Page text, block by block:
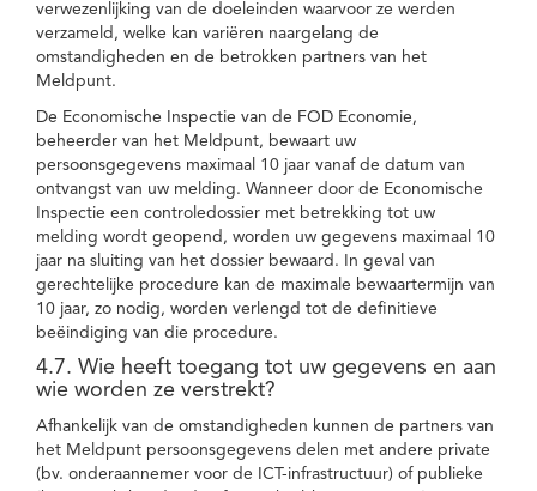
verwezenlijking van de doeleinden waarvoor ze werden
verzameld, welke kan variëren naargelang de
omstandigheden en de betrokken partners van het
Meldpunt.
De Economische Inspectie van de FOD Economie,
beheerder van het Meldpunt, bewaart uw
persoonsgegevens maximaal 10 jaar vanaf de datum van
ontvangst van uw melding. Wanneer door de Economische
Inspectie een controledossier met betrekking tot uw
melding wordt geopend, worden uw gegevens maximaal 10
jaar na sluiting van het dossier bewaard. In geval van
gerechtelijke procedure kan de maximale bewaartermijn van
10 jaar, zo nodig, worden verlengd tot de definitieve
beëindiging van die procedure.
4.7. Wie heeft toegang tot uw gegevens en aan
wie worden ze verstrekt?
Afhankelijk van de omstandigheden kunnen de partners van
het Meldpunt persoonsgegevens delen met andere private
(bv. onderaannemer voor de ICT-infrastructuur) of publieke